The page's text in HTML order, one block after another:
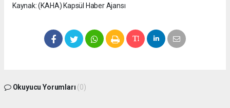
Kaynak: (KAHA) Kapsül Haber Ajansı
Okuyucu Yorumları (0)